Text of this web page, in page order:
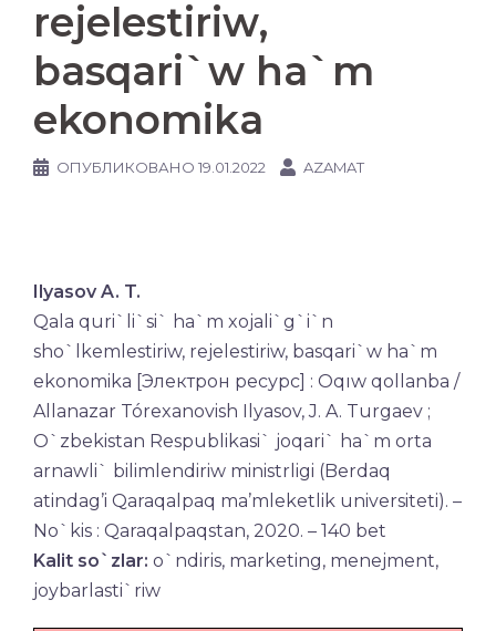
rejelestiriw,
basqari`w ha`m
ekonomika
ОПУБЛИКОВАНО 19.01.2022 AZAMAT
Ilyasov A. T.
Qala quri`li`si` ha`m xojali`g`i`n
sho`lkemlestiriw, rejelestiriw, basqari`w ha`m
ekonomika [Электрон ресурс] : Oqıw qollanba /
Allanazar Tórexanovish Ilyasov, J. A. Turgaev ;
O`zbekistan Respublikasi` joqari` ha`m orta
arnawli` bilimlendiriw ministrligi (Berdaq
atindag’i Qaraqalpaq ma’mleketlik universiteti). –
No`kis : Qaraqalpaqstan, 2020. – 140 bet
Kalit so`zlar: o`ndiris, marketing, menejment,
joybarlasti`riw